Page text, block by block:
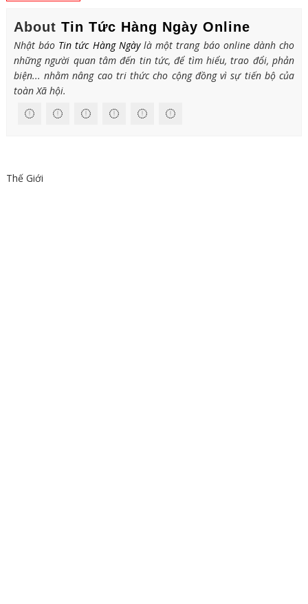
About Tin Tức Hàng Ngày Online
Nhật báo Tin tức Hàng Ngàylà một trang báo online dành cho
những người quan tâm đến tin tức, để tìm hiểu, trao đổi, phản
biện... nhằm nâng cao tri thức cho cộng đồng vì sự tiến bộ của
toàn Xã hội.
Thế Giới